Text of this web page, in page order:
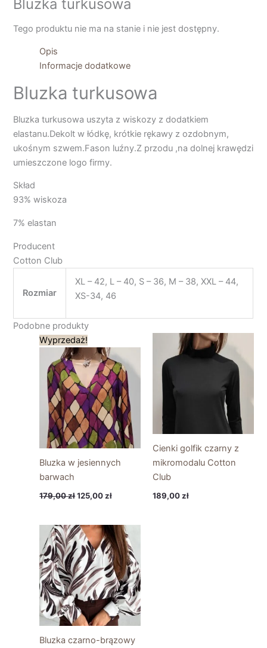
Bluzka turkusowa
Tego produktu nie ma na stanie i nie jest dostępny.
Opis
Informacje dodatkowe
Bluzka turkusowa
Bluzka turkusowa uszyta z wiskozy z dodatkiem
elastanu.Dekolt w łódkę, krótkie rękawy z ozdobnym,
ukośnym szwem.Fason luźny.Z przodu ,na dolnej krawędzi
umieszczone logo firmy.
Skład
93% wiskoza
7% elastan
Producent
Cotton Club
Rozmiar
XL – 42, L – 40, S – 36, M – 38, XXL – 44,
XS-34, 46
Podobne produkty
Wyprzedaż!
Bluzka w jesiennych
barwach
179,00zł
Pierwotna
cena
wynosiła:
179,00 zł.
125,00zł
cena
wynosi:
125,00 zł.
Cienki golfik czarny z
mikromodalu Cotton
Club
189,00zł
Bluzka czarno-brązowy